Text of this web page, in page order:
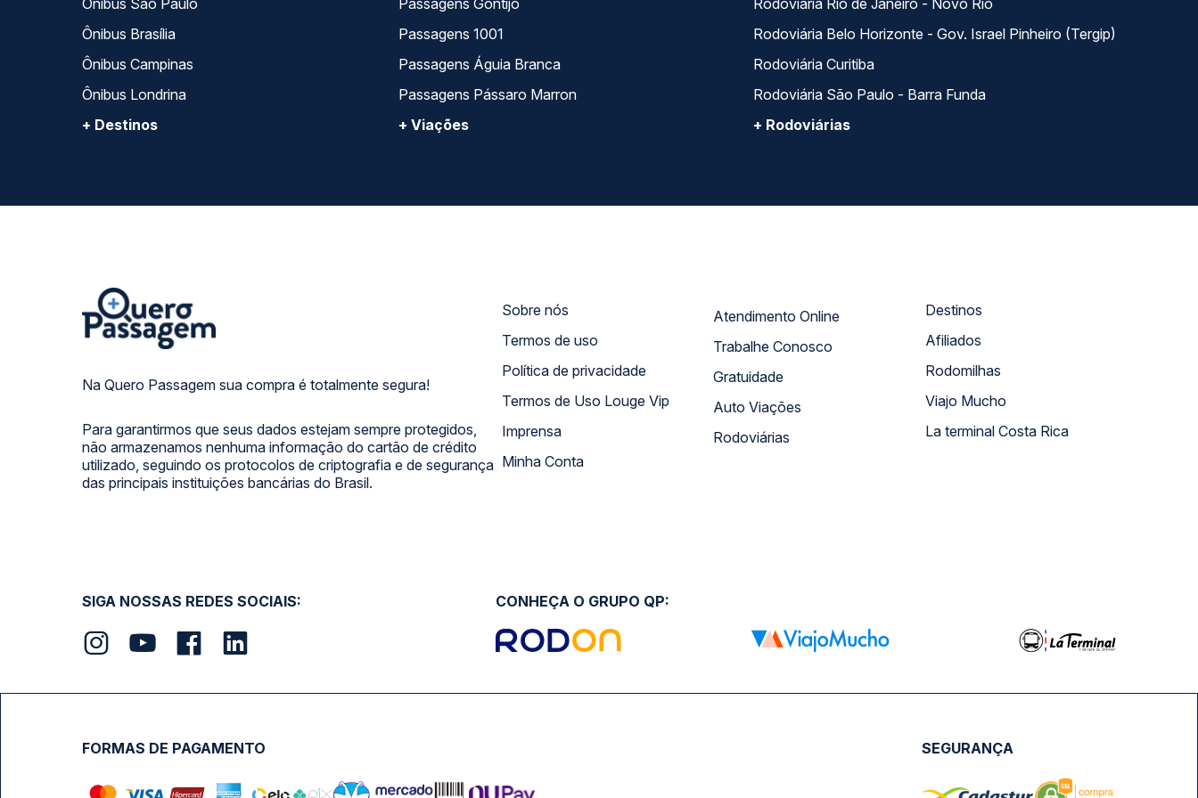
Ônibus São Paulo
Ônibus Brasília
Ônibus Campinas
Ônibus Londrina
+ Destinos
Passagens Gontijo
Passagens 1001
Passagens Águia Branca
Passagens Pássaro Marron
+ Viações
Rodoviária Rio de Janeiro - Novo Rio
Rodoviária Belo Horizonte - Gov. Israel Pinheiro (Tergip)
Rodoviária Curitiba
Rodoviária São Paulo - Barra Funda
+ Rodoviárias
Na Quero Passagem sua compra é totalmente segura!
Para garantirmos que seus dados estejam sempre protegidos,
não armazenamos nenhuma informação do cartão de crédito
utilizado, seguindo os protocolos de criptografia e de segurança
das principais instituições bancárias do Brasil.
Sobre nós
Termos de uso
Política de privacidade
Termos de Uso Louge Vip
Imprensa
Minha Conta
Atendimento Online
Trabalhe Conosco
Gratuidade
Auto Viações
Rodoviárias
Destinos
Afiliados
Rodomilhas
Viajo Mucho
La terminal Costa Rica
SIGA NOSSAS REDES SOCIAIS: CONHEÇA O GRUPO QP:
FORMAS DE PAGAMENTO SEGURANÇA